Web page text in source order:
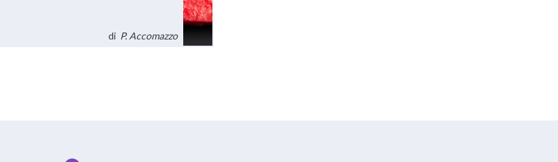
di P. Accomazzo